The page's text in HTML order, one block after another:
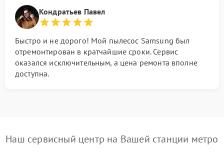
Кондратьев Павел
Быстро и не дорого! Мой пылесос Samsung был
отремонтирован в кратчайшие сроки. Сервис
оказался исключительным, а цена ремонта вполне
доступна.
Наш сервисный центр на Вашей станции метро